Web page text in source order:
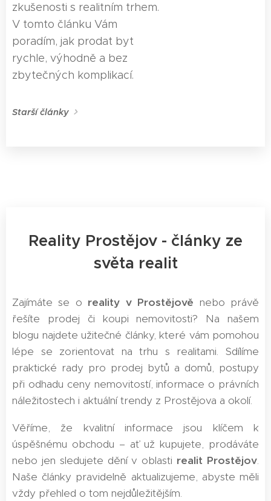
zkušenosti s realitním trhem.
V tomto článku Vám
poradím, jak prodat byt
rychle, výhodně a bez
zbytečných komplikací.
Starší články
Reality Prostějov - články ze
světa realit
Zajímáte se o reality v Prostějově nebo právě
řešíte prodej či koupi nemovitosti? Na našem
blogu najdete užitečné články, které vám pomohou
lépe se zorientovat na trhu s realitami. Sdílíme
praktické rady pro prodej bytů a domů, postupy
při odhadu ceny nemovitostí, informace o právních
náležitostech i aktuální trendy z Prostějova a okolí.
Věříme, že kvalitní informace jsou klíčem k
úspěšnému obchodu – ať už kupujete, prodáváte
nebo jen sledujete dění v oblasti realit Prostějov.
Naše články pravidelně aktualizujeme, abyste měli
vždy přehled o tom nejdůležitějším.